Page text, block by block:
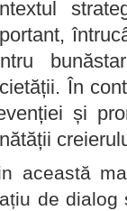
În
și
această
de dialog